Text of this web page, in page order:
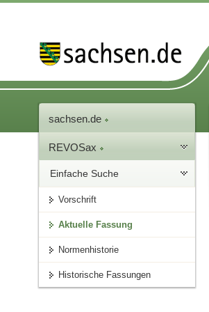
sachsen.de
REVOSax
Einfache Suche
Vorschrift
Aktuelle Fassung
Normenhistorie
Historische Fassungen